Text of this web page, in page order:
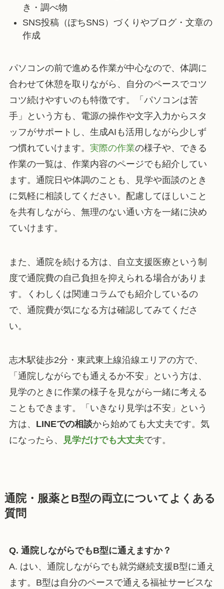
き・調べ物
SNS投稿（ぽちSNS）づくりやブログ・文章の
作成
パソコンの前で進める作業が中心なので、体調に
合わせて休憩を取りながら、自分のペースでコツ
コツ続けやすいのも特徴です。「パソコンは苦
手」という方も、電源の操作や文字入力からスタ
ッフがサポートし、生成AIも活用しながら少しず
つ慣れていけます。 実際の作業の様子や、できる
作業の一覧は、作業内容のページでも紹介してい
ます。通院日や体調のことも、見学や面談のとき
に気軽に相談してください。配慮してほしいこと
を共有しながら、無理のない通い方を一緒に決め
ていけます。
また、通院を続ける方は、自立支援医療という制
度で通院費の自己負担を抑えられる場合がありま
す。くわしくは関連コラムでも紹介しているの
で、通院費が気になる方は確認してみてくださ
い。
志木駅徒歩2分・東武東上線沿線エリアの方で、
「通院しながらでも通えるか不安」という方は、
見学のときに作業の様子を見ながら一緒に考える
こともできます。「いきなり見学は不安」という
方は、 LINEでの相談から始めても大丈夫です。気
になったら、
見学だけでも大丈夫です。
通院・服薬とB型の両立についてよくある
質問
Q. 通院しながらでもB型に通えますか？
A. はい、通院しながらでも就労継続支援B型に通え
ます。B型は自分のペースで通える福祉サービスな